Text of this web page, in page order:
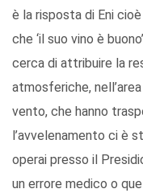
è la risposta di Eni
che ‘il suo vino è
cerca di attribuire la
atmosferiche,
vento, che hanno
l’avvelenamento ci è
operai presso il
un errore medico o